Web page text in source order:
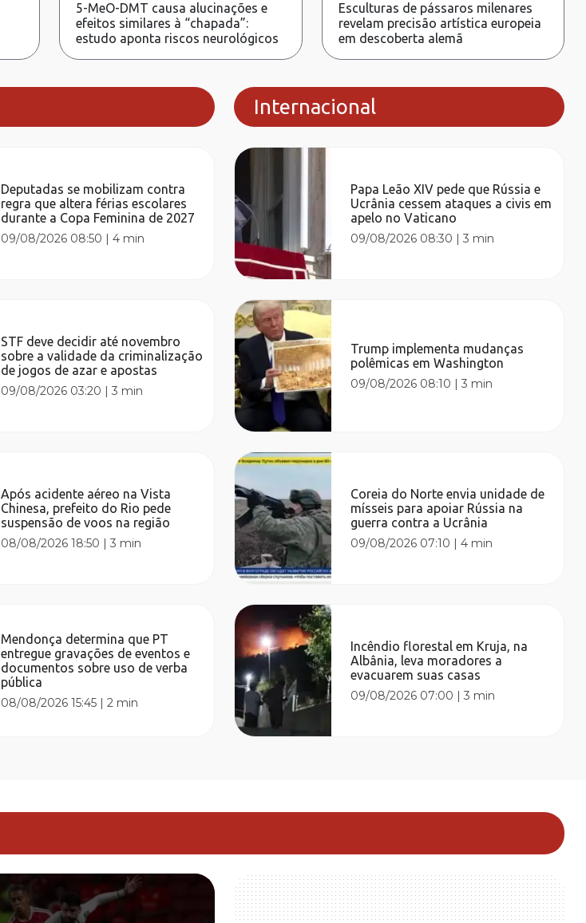
5-MeO-DMT causa alucinações e
efeitos similares à “chapada”:
estudo aponta riscos neurológicos
Esculturas de pássaros milenares
revelam precisão artística europeia
em descoberta alemã
Deputadas se mobilizam contra
regra que altera férias escolares
durante a Copa Feminina de 2027
09/08/2026 08:50 |4 min
STF deve decidir até novembro
sobre a validade da criminalização
de jogos de azar e apostas
09/08/2026 03:20 |3 min
Após acidente aéreo na Vista
Chinesa, prefeito do Rio pede
suspensão de voos na região
08/08/2026 18:50 |3 min
Mendonça determina que PT
entregue gravações de eventos e
documentos sobre uso de verba
pública
08/08/2026 15:45 |2 min
Internacional
Papa Leão XIV pede que Rússia e
Ucrânia cessem ataques a civis em
apelo no Vaticano
09/08/2026 08:30 |3 min
Trump implementa mudanças
polêmicas em Washington
09/08/2026 08:10 |3 min
Coreia do Norte envia unidade de
mísseis para apoiar Rússia na
guerra contra a Ucrânia
09/08/2026 07:10 |4 min
Incêndio florestal em Kruja, na
Albânia, leva moradores a
evacuarem suas casas
09/08/2026 07:00 |3 min